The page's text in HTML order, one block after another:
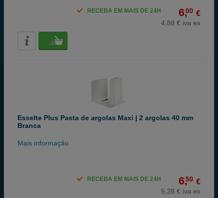
6,00 €
4,88 € iva ex
RECEBA EM MAIS DE 24H
Esselte Plus Pasta de argolas Maxi | 2 argolas 40 mm
Branca
Mais informação
6,50 €
5,28 € iva ex
RECEBA EM MAIS DE 24H